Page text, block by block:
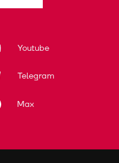
Youtube
Telegram
Max